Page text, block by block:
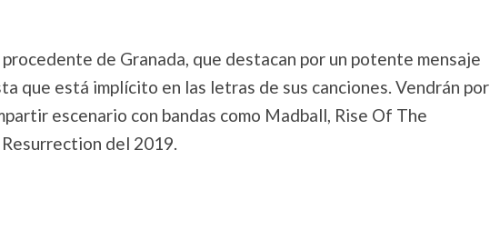
de Granada, que destacan por un potente mensaje
que está implícito en las letras de sus canciones. Vendrán por
escenario con bandas como Madball, Rise Of The
del 2019.